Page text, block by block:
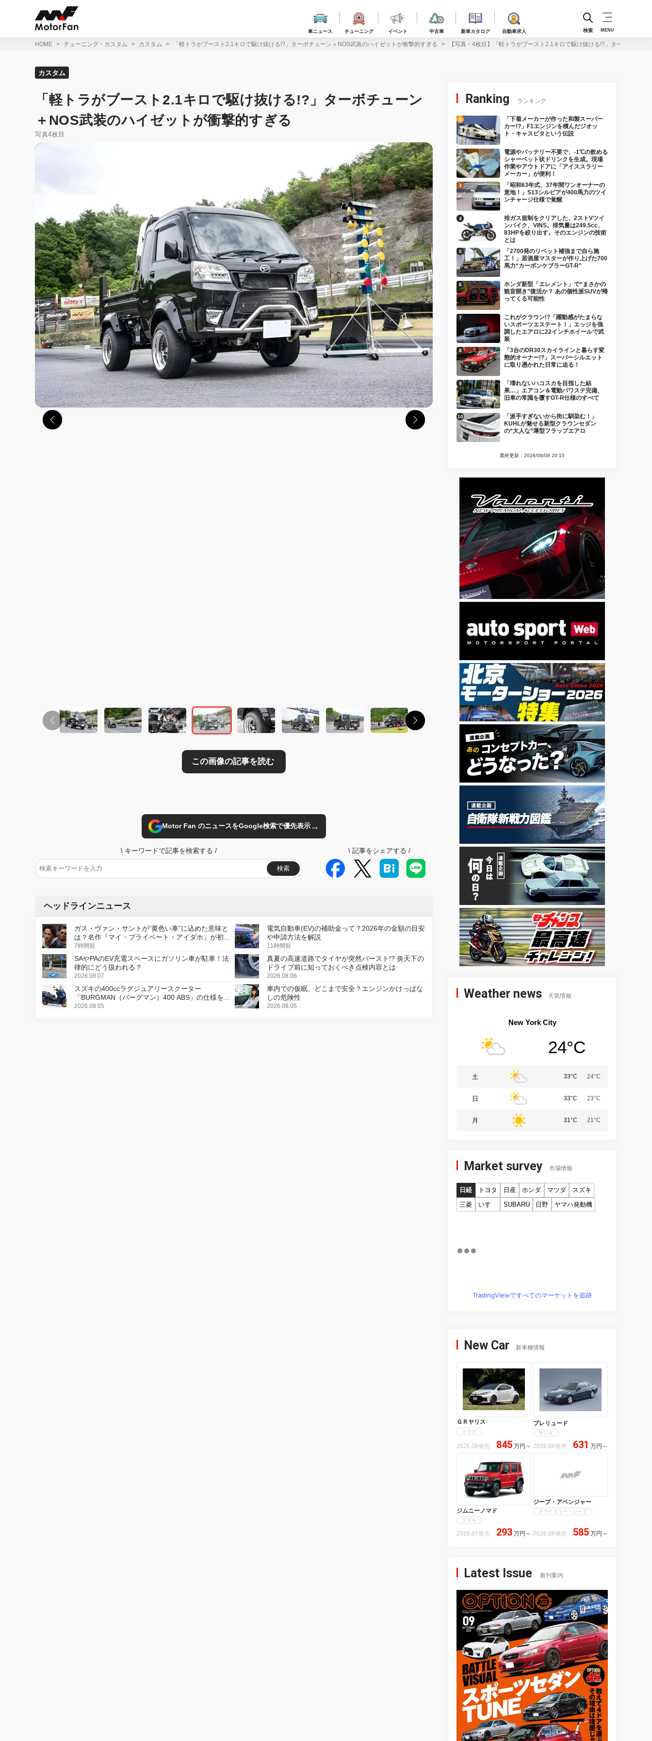
車ニュース チューニング イベント 中古車 新車カタログ 自動車求人 検索 MENU
HOME チューニング・カスタム カスタム 「軽トラがブースト2.1キロで駆け抜ける!?」ターボチューン＋NOS武装のハイゼットが衝撃的すぎる 【写真・4枚目】「軽トラがブースト2.1キロで駆け抜ける!?」ターボチュー
カスタム
「軽トラがブースト2.1キロで駆け抜ける!?」ターボチューン
＋NOS武装のハイゼットが衝撃的すぎる
写真4枚目
Motor Fan のニュースをGoogle検索で優先表示→
\ キーワードで記事を検索する /
検索
\ 記事をシェアする /
ヘッドラインニュース
ガス・ヴァン・サントが“黄色い車”に込めた意味と
は？名作『マイ・プライベート・アイダホ』が初の
デジタルリマスター版で復活
7時間前
電気自動車(EV)の補助金って？2026年の金額の目安
や申請方法を解説
11時間前
SAやPAのEV充電スペースにガソリン車が駐車！法
律的にどう扱われる？
2026.08.07
真夏の高速道路でタイヤが突然バースト!? 炎天下の
ドライブ前に知っておくべき点検内容とは
2026.08.06
スズキの400ccラグジュアリースクーター
「BURGMAN（バーグマン）400 ABS」の仕様を変
更し、8月18日に発売
2026.08.05
車内での仮眠、どこまで安全？エンジンかけっぱな
しの危険性
2026.08.05
Ranking ランキング
「下着メーカーが作った和製スーパー
カー!?」F1エンジンを積んだジオッ
ト・キャスピタという伝説
電源やバッテリー不要で、-1℃の飲める
シャーベット状ドリンクを生成。現場
作業やアウトドアに「アイススラリー
メーカー」が便利！
「昭和63年式、37年間ワンオーナーの
意地！」S13シルビアが400馬力のツイ
ンチャージ仕様で覚醒
排ガス規制をクリアした、2ストVツイ
ンバイク、VINS。排気量は249.5cc、
83HPを絞り出す。そのエンジンの技術
とは
「2700発のリベット補強まで自ら施
工！」居酒屋マスターが作り上げた700
馬力“カーボンケブラーGT-R”
ホンダ新型「エレメント」で“まさかの
観音開き”復活か？ あの個性派SUVが帰
ってくる可能性
これがクラウン!?「躍動感がたまらな
いスポーツエステート！」エッジを強
調したエアロに22インチホイールで武
装
「3台のDR30スカイラインと暮らす変
態的オーナー!?」スーパーシルエット
に取り憑かれた日常に迫る！
「壊れないハコスカを目指した結
果…」エアコン＆電動パワステ完備、
旧車の常識を覆すGT-R仕様のすべて
「派手すぎないから街に馴染む！」
KUHLが魅せる新型クラウンセダン
の“大人な”薄型フラップエアロ
最終更新：2026/08/08 20:15
Weather news 天気情報
New York City
24°C
土 33°C 24°C
日 33°C 23°C
月 31°C 21°C
Market survey 市場情報
日経 トヨタ 日産 ホンダ マツダ
スズキ
三菱
いすゞ SUBARU 日野 ヤマハ発動機
TradingViewですべてのマーケットを追跡
New Car 新車種情報
ＧＲヤリス
トヨタ
2026.08発売 845 万円 ～
プレリュード
ホンダ
2026.08発売 631 万円 ～
ジムニーノマド
スズキ
2026.07発売 293 万円 ～
ジープ・アベンジャー
クライスラー・ジープ
2026.06発売 585 万円 ～
Latest Issue 新刊案内